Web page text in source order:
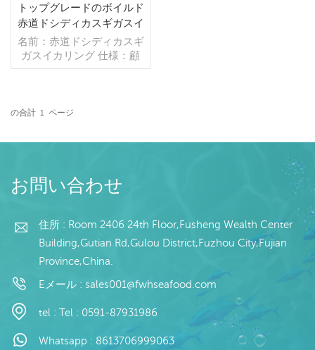
トップグレードのボイルド
赤道ドシディカスギガスイ
カリング
名前：赤道ドシディカスギ
ガスイカリング 仕様：顧
客仕様 プロセス：ゆで グ
装：1kg/バッグ,10kg /織
能） 販売モデル：卸売/輸
テナ 支払い：TT/С確認さ
れた取消不能のLCを一目
以内 起源：中国 ブラン
ド：fu wang hang
の合計 1 ページ
お問い合わせ
住所 : Room 2406 24th Floor,Fusheng Wealth Center
Building,Gutian Rd,Gulou District,Fuzhou City,Fujian
Province,China.
Eメール : sales001@fwhseafood.com
tel : Tel : 0591-87931986
Whatsapp : 8613706999063